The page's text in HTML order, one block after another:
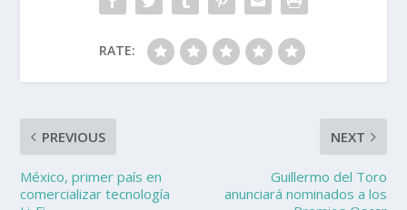
RATE:
PREVIOUS
México, primer país en
comercializar tecnología
NEXT
Guillermo del Toro
anunciará nominados a los